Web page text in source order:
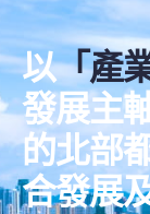
以「產
發展主
的北部
合發展